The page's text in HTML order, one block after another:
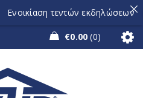
€0.00 0
Ενοικίαση τεντών εκδηλώσεων